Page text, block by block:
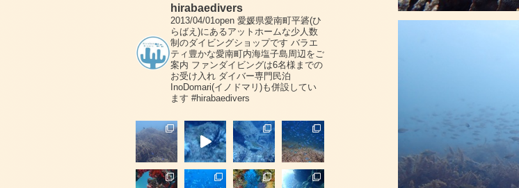
hirabaedivers
2013/04/01open愛媛県愛南町平碆(ひ
らばえ)にあるアットホームな少人数
制のダイビングショップです バラエ
ティ豊かな愛南町内海塩子島周辺をご
案内 ファンダイビングは6名様までの
お受け入れダイバー専門民泊
InoDomari(イノドマリ)も併設してい
ます #hirabaedivers